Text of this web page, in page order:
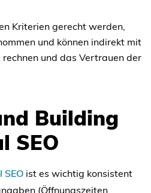
Kriterien gerecht werden,
und können indirekt mit
und das Vertrauen der
Building
SEO
SEO ist es wichtig konsistent
(Öffnungszeiten,